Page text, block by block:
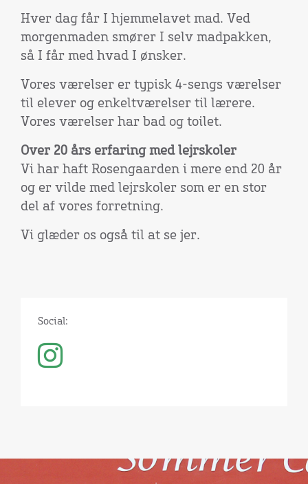
Hver dag får I hjemmelavet mad. Ved
morgenmaden smører I selv madpakken,
så I får med hvad I ønsker.
Vores værelser er typisk 4-sengs værelser
til elever og enkeltværelser til lærere.
Vores værelser har bad og toilet.
Over 20 års erfaring med lejrskoler
Vi har haft Rosengaarden i mere end 20 år
og er vilde med lejrskoler som er en stor
del af vores forretning.
Vi glæder os også til at se jer.
Social: